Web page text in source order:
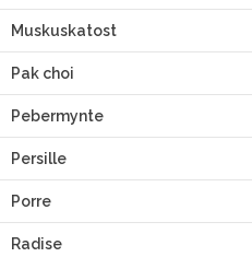
Muskuskatost
Pak choi
Pebermynte
Persille
Porre
Radise